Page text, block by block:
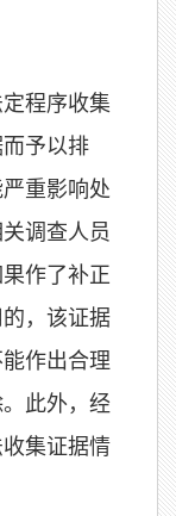
程序收集
予以排
重影响处
调查人员
作了补正
，该证据
作出合理
此外，经
集证据情